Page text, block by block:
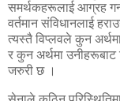
समर्थकहरूलाई आग्रह
वर्तमान संविधानलाई
त्यस्तै विप्लवले कुन
र कुन अर्थमा उनीहरूबाट
जरुरी छ ।